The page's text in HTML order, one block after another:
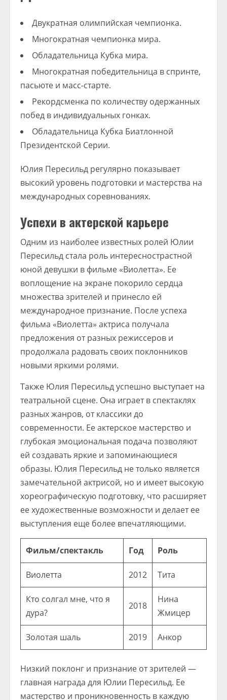
Двукратная олимпийская чемпионка.
Многократная чемпионка мира.
Обладательница Кубка мира.
Многократная победительница в спринте,
пасьюте и масс-старте.
Рекордсменка по количеству одержанных
побед в индивидуальных гонках.
Обладательница Кубка Биатлонной
Президентской Серии.
Юлия Пересильд регулярно показывает
высокий уровень подготовки и мастерства на
международных соревнованиях.
Успехи в актерской карьере
Одним из наиболее известных ролей Юлии
Пересильд стала роль интереснострастной
юной девушки в фильме «Виолетта». Ее
воплощение на экране покорило сердца
множества зрителей и принесло ей
международное признание. После успеха
фильма «Виолетта» актриса получала
предложения от разных режиссеров и
продолжала радовать своих поклонников
новыми яркими ролями.
Также Юлия Пересильд успешно выступает на
театральной сцене. Она играет в спектаклях
разных жанров, от классики до
современности. Ее актерское мастерство и
глубокая эмоциональная подача позволяют
ей создавать яркие и запоминающиеся
образы. Юлия Пересильд не только является
замечательной актрисой, но и имеет высокую
хореографическую подготовку, что расширяет
ее художественные возможности и делает ее
выступления еще более впечатляющими.
Фильм/спектакль Год Роль
Виолетта 2012 Тита
Кто солгал мне, что я
дура?
2018
Нина
Жмицер
Золотая шаль 2019 Анкор
Низкий поклонг и признание от зрителей —
главная награда для Юлии Пересильд. Ее
мастерство и проникновенность в каждую